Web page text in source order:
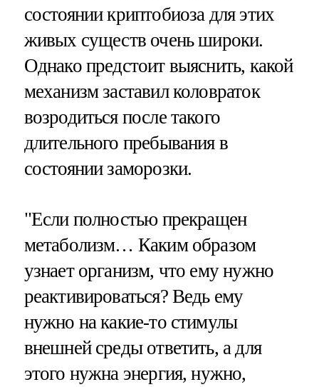
состоянии криптобиоза для этих
живых существ очень широки.
Однако предстоит выяснить, какой
механизм заставил коловраток
возродиться после такого
длительного пребывания в
состоянии заморозки.
"Если полностью прекращен
метаболизм… Каким образом
узнает организм, что ему нужно
реактивироваться? Ведь ему
нужно на какие-то стимулы
внешней среды ответить, а для
этого нужна энергия, нужно,